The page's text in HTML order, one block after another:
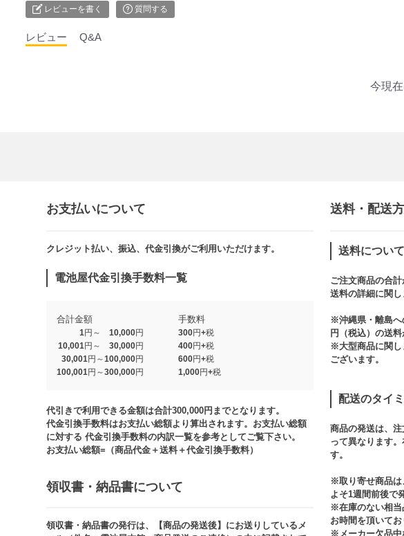
レビューを書く 質問する
レビュー Q&A
今現
お支払いについて
クレジット払い、振込、代金引換がご利用いただけます。​​
電池屋代金引換手数料一覧
合計金額 手数料
1円～ 10,000円
300円+税
10,001円～ 30,000円
400円+税
30,001円～100,000円
600円+税
100,001円～300,000円
1,000円+税​
代引きで利用できる金額は合計300,000円までとなります。
代金引換手数料はお支払い総額より算出されます。お支払い総額
に対する 代金引換手数料の内訳一覧を参考としてご覧下さい。​
お支払い総額=（商品代金＋送料＋代金引換手数料）​
領収書・納品書について​
領収書・納品書の発行は、【商品の発送後】にお送りしているメ
送料・配送
送料について
ご注文商品の合
送料の詳細に関
※沖縄県・離島へ
円（税込）の送
※大型商品に関し
ございます。​
配送のタイ
商品の発送は、
って異なります
す。​
※取り寄せ商品は
よそ1週間前後で
※在庫のない相当
お時間を頂いてお
※メーカー欠品中